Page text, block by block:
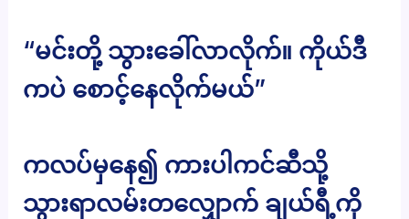
“မင်းတို့ သွားခေါ်လာလိုက်။ ကိုယ်ဒီ
ကပဲ စောင့်နေလိုက်မယ်”
ကလပ်မှနေ၍ ကားပါကင်ဆီသို့
သွားရာလမ်းတလျှောက် ချယ်ရီ့ကို